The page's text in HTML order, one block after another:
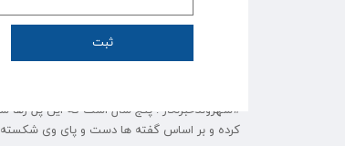
#شهروندخبرنگار : پنج سال است که این پل
کرده و بر اساس گفته ها دست و پای وی
ثبت